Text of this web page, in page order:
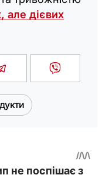
але дієвих